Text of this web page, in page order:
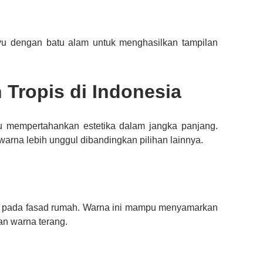
dengan batu alam untuk menghasilkan tampilan
Tropis di Indonesia
estetika dalam jangka panjang.
lebih unggul dibandingkan pilihan lainnya.
fasad rumah. Warna ini mampu menyamarkan
warna terang.